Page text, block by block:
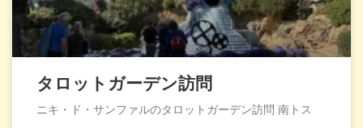
タロットガーデン訪問
ニキ・ド・サンファルのタロットガーデン訪問 南トス